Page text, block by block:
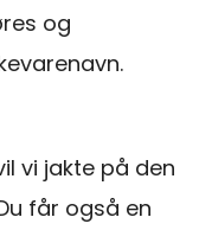
og
vi jakte på den
får også en